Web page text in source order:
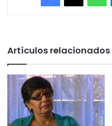
Artículos relacionados